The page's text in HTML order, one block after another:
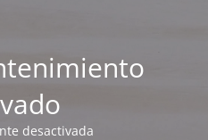
desactivada